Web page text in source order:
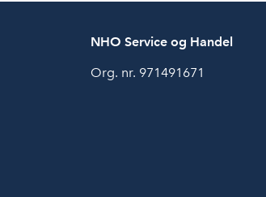
NHO Service og Handel
Org. nr. 971491671